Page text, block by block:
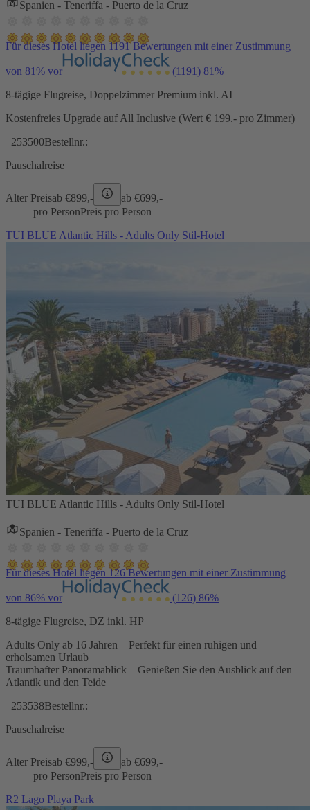
Spanien - Teneriffa - Puerto de la Cruz
Für dieses Hotel liegen 1191 Bewertungen mit einer Zustimmung
von 81% vor (1191) 81%
8-tägige Flugreise, Doppelzimmer Premium inkl. AI
Kostenfreies Upgrade auf All Inclusive (Wert € 199.- pro Zimmer)
253500Bestellnr.:
Pauschalreise
Alter Preisab €899,- ab €699,-
pro PersonPreis pro Person
TUI BLUE Atlantic Hills - Adults Only Stil-Hotel
TUI BLUE Atlantic Hills - Adults Only Stil-Hotel
Spanien - Teneriffa - Puerto de la Cruz
Für dieses Hotel liegen 126 Bewertungen mit einer Zustimmung
von 86% vor (126) 86%
8-tägige Flugreise, DZ inkl. HP
Adults Only ab 16 Jahren – Perfekt für einen ruhigen und
erholsamen Urlaub
Traumhafter Panoramablick – Genießen Sie den Ausblick auf den
Atlantik und den Teide
253538Bestellnr.:
Pauschalreise
Alter Preisab €999,- ab €699,-
pro PersonPreis pro Person
R2 Lago Playa Park